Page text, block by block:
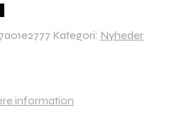
Kategori: Nyheder
information